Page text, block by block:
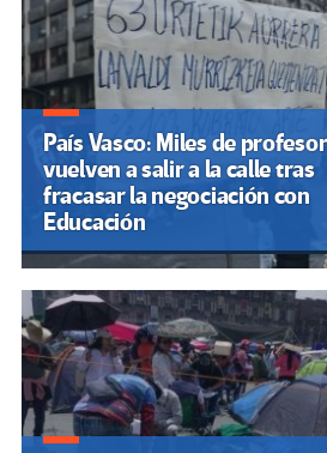
País Vasco: Miles de
vuelven a salir a la calle tras
fracasar la negociación con
Educación